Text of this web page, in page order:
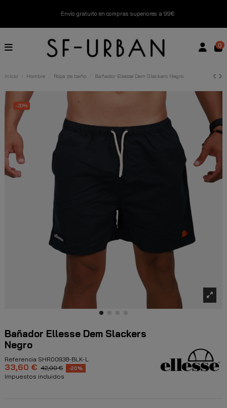
Envío gratuito en compras superiores a 99€
Nuevos productos disponibles esta semana
Descubre Nuestras Novedades Compra Ahora
0
Inicio Hombre Ropa de baño Bañador Ellesse Dem Slackers Negro
-20%
Bañador Ellesse Dem Slackers
Negro
Referencia SHR00938-BLK-L
33,60 € 42,00 € -20%
Impuestos incluidos